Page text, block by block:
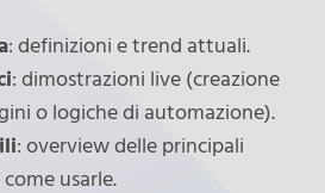
: definizioni e trend attuali.
: dimostrazioni live (creazione
o logiche di automazione).
: overview delle principali
usarle.